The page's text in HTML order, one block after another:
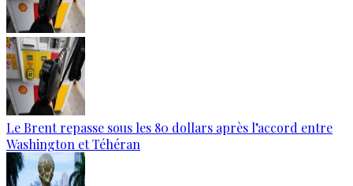
Le Brent repasse sous les 80 dollars après l’accord entre
Washington et Téhéran